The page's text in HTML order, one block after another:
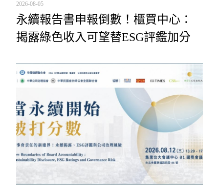
2026-08-05
永續報告書申報倒數！櫃買中心：
揭露綠色收入可望替ESG評鑑加分